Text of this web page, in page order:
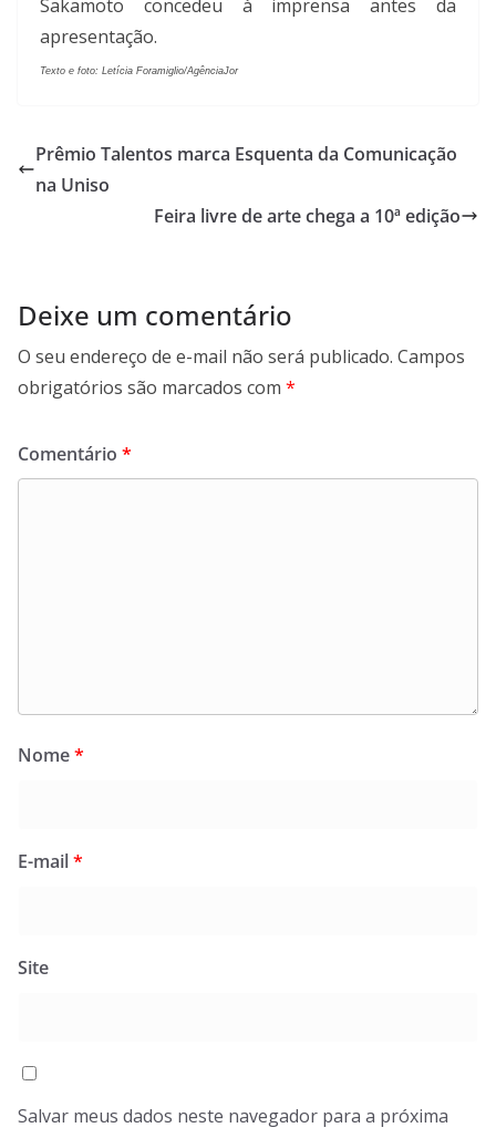
Sakamoto concedeu à imprensa antes da
apresentação.
Texto e foto: Letícia Foramiglio/AgênciaJor
Prêmio Talentos marca Esquenta da Comunicação
na Uniso
Feira livre de arte chega a 10ª edição
Deixe um comentário
O seu endereço de e-mail não será publicado. Campos
obrigatórios são marcados com *
Comentário *
Nome*
E-mail*
Site
Salvar meus dados neste navegador para a próxima